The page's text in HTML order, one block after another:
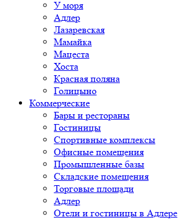
У моря
Адлер
Лазаревская
Мамайка
Мацеста
Хоста
Красная поляна
Голицыно
Коммерческие
Бары и рестораны
Гостиницы
Спортивные комплексы
Офисные помещения
Промышленные базы
Складские помещения
Торговые площади
Адлер
Отели и гостиницы в Адлере